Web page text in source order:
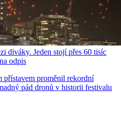
diváky. Jeden stojí přes 60 tisíc
odpis
přístavem proměnil rekordní
pád dronů v historii festivalu